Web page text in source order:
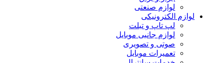
لوازم صنعتی
لوازم الکترونیکی
لپ تاپ و تبلت
لوازم جانبی موبایل
صوتی و تصویری
تعمیرات موبایل